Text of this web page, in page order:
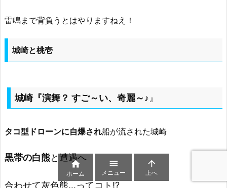
雷鳴まで背負うとはやりますねえ！
城崎と桃壱
城崎『演舞？ すご～い、奇麗～♪ 』
タコ型ドローンに自爆され船が流された城崎
黒帯の白熊と遭遇へ
合わせて灰色熊…ってコト!?

ホーム

メニュー

上へ